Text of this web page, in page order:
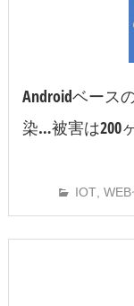
Androidベース
染…被害は200
IOT ,WEB